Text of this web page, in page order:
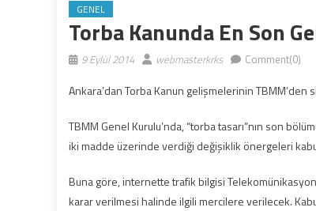
GENEL
Torba Kanunda En Son
9 Eylül 2014 webmasterkrks Comment(0)
Ankara’dan Torba Kanun gelişmelerinin
TBMM Genel Kurulu’nda, “torba tasarı”nın son
iki madde üzerinde verdiği değişiklik önergeleri
Buna göre, internette trafik bilgisi
karar verilmesi halinde ilgili mercilere verilecek.